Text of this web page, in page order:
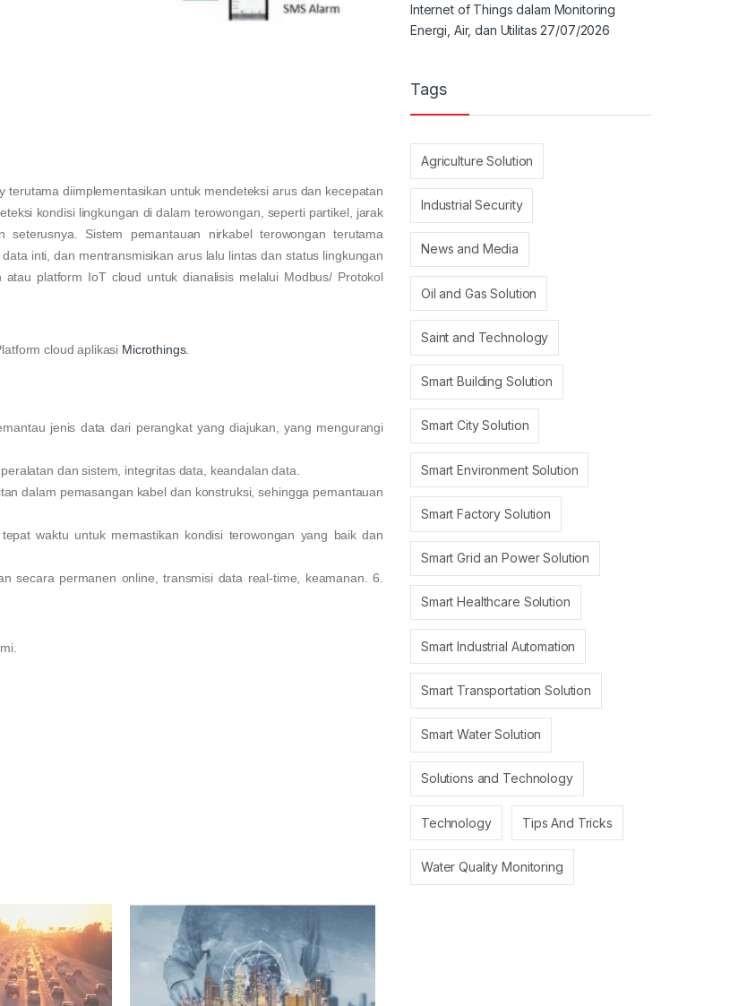
terutama diimplementasikan untuk mendeteksi arus dan kecepatan
kondisi lingkungan di dalam terowongan, seperti partikel, jarak
Sistem pemantauan nirkabel terowongan terutama
inti, dan mentransmisikan arus lalu lintas dan status lingkungan
platform IoT cloud untuk dianalisis melalui Modbus/ Protokol
cloud aplikasi Microthings.
jenis data dari perangkat yang diajukan, yang mengurangi
dan sistem, integritas data, keandalan data.
dalam pemasangan kabel dan konstruksi, sehingga pemantauan
waktu untuk memastikan kondisi terowongan yang baik dan
secara permanen online, transmisi data real-time, keamanan. 6.
Internet of Things dalam Monitoring
Energi, Air, dan Utilitas 27/07/2026
Tags
Agriculture Solution
Industrial Security
News and Media
Oil and Gas Solution
Saint and Technology
Smart Building Solution
Smart City Solution
Smart Environment Solution
Smart Factory Solution
Smart Grid an Power Solution
Smart Healthcare Solution
Smart Industrial Automation
Smart Transportation Solution
Smart Water Solution
Solutions and Technology
Technology Tips And Tricks
Water Quality Monitoring